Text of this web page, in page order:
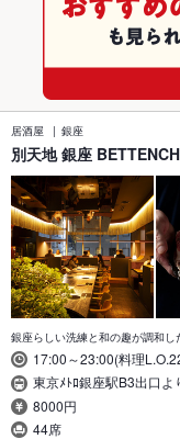
居酒屋 銀座
別天地 銀座
銀座らしい洗練と和の趣が調和
17:00～23:00(料理
東京ﾒﾄﾛ銀座駅B3出口よ
8000円
44席